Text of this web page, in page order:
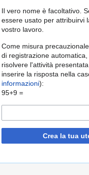
Il vero nome è facoltativo.
essere usato per attribuirvi
vostro lavoro.
Come misura
di registrazione
risolvere l'attività
inserire la risposta nella
informazioni):
95+9 =
Crea la tua